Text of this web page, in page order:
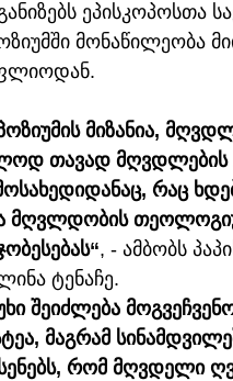
ეპისკოპოსთა
მონაწილეობა
მიზანია,
თავად მღვდლების
რაც
მღვლდობის
, - ამბობს
ტენაჩე.
შეიძლება
მაგრამ
რომ მღვდელი